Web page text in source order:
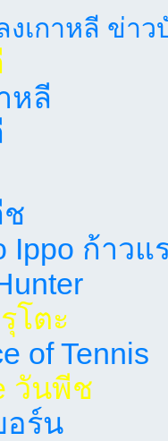
เกาหลี ข่าว
หลี
ช
Ippo ก้าวแ
โตะ
of Tennis
วันพีช
อร์น